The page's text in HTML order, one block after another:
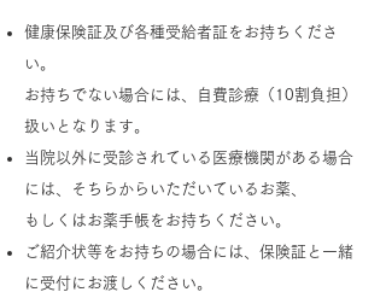
健康保険証及び各種受給者証をお持ちくださ
い。
お持ちでない場合には、自費診療（10割負担）
扱いとなります。
当院以外に受診されている医療機関がある場合
には、そちらからいただいているお薬、
もしくはお薬手帳をお持ちください。
ご紹介状等をお持ちの場合には、保険証と一緒
に受付にお渡しください。